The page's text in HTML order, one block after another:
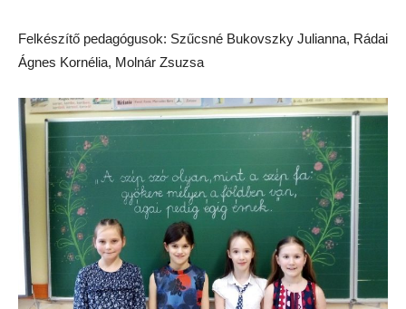
Felkészítő pedagógusok: Szűcsné Bukovszky Julianna, Rádai
Ágnes Kornélia, Molnár Zsuzsa